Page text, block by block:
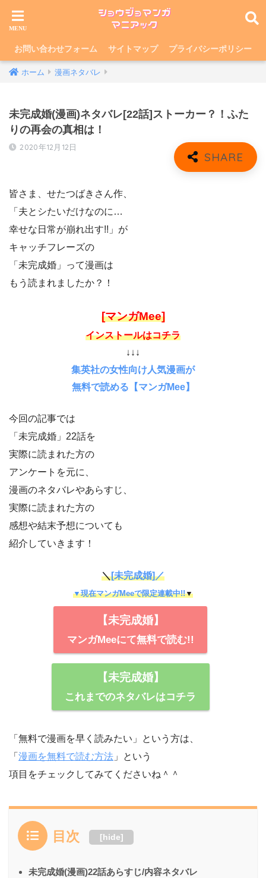
お問い合わせフォーム サイトマップ プライバシーポリシー
ホーム 漫画ネタバレ
未完成婚(漫画)ネタバレ[22話]ストーカー？！ふた
りの再会の真相は！
2020年12月12日
皆さま、せたつばきさん作、
「夫とシたいだけなのに…
幸せな日常が崩れ出す!!」が
キャッチフレーズの
「未完成婚」って漫画は
もう読まれましたか？！
[マンガMee]
インストールはコチラ
↓↓↓
集英社の女性向け人気漫画が
無料で読める【マンガMee】
今回の記事では
「未完成婚」22話を
実際に読まれた方の
アンケートを元に、
漫画のネタバレやあらすじ、
実際に読まれた方の
感想や結末予想についても
紹介していきます！
＼[未完成婚]／
▼現在マンガMeeで限定連載中!!▼
【未完成婚】
マンガMeeにて無料で読む!!
【未完成婚】
これまでのネタバレはコチラ
「無料で漫画を早く読みたい」という方は、
「 漫画を無料で読む方法 」という
項目をチェックしてみてくださいね＾＾
目次 [hide]
未完成婚(漫画)22話あらすじ/内容ネタバレ